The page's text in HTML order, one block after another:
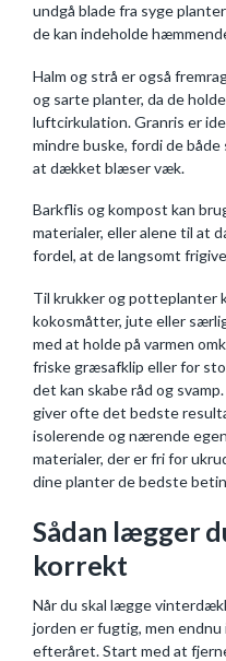
undgå blade fra syge
de kan indeholde
Halm og strå er også
og sarte planter, da de
luftcirkulation. Granris er
mindre buske, fordi de
at dækket blæser væk.
Barkflis og kompost kan
materialer, eller alene til at
fordel, at de langsomt
Til krukker og potteplanter
kokosmåtter, jute eller
med at holde på varmen
friske græsafklip eller for
det kan skabe råd og
giver ofte det bedste
isolerende og nærende
materialer, der er fri for
dine planter de bedste
Sådan lægger
korrekt
Når du skal lægge
jorden er fugtig, men
efteråret. Start med at